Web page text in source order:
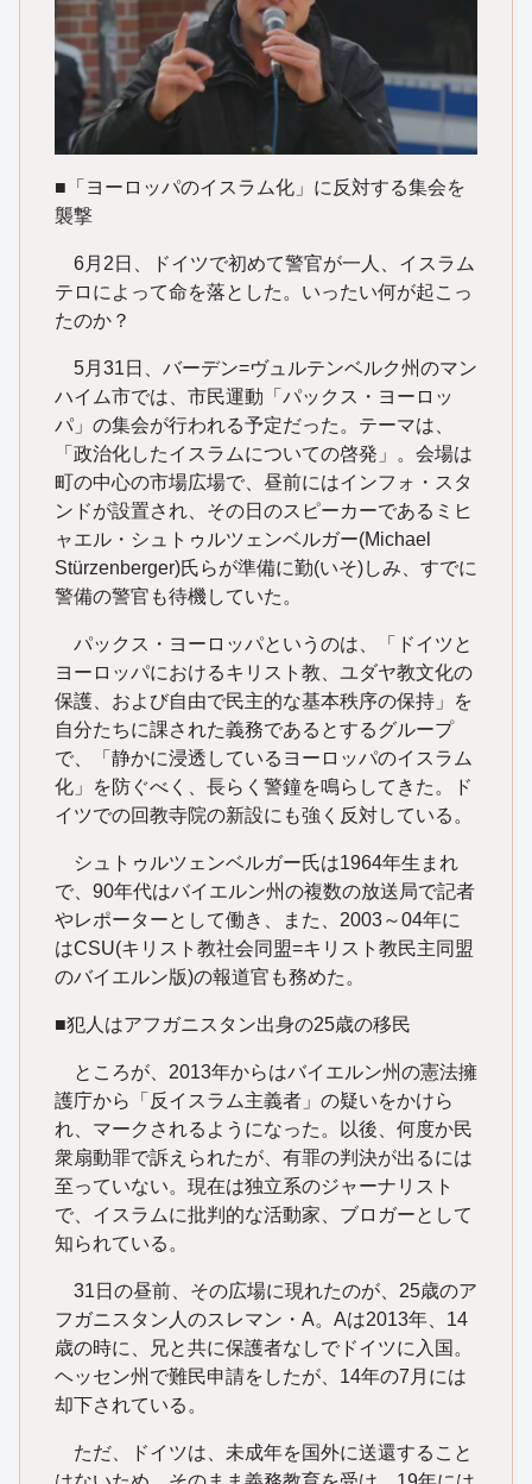
■「ヨーロッパのイスラム化」に反対する集会を
襲撃
6月2日、ドイツで初めて警官が一人、イスラム
テロによって命を落とした。いったい何が起こっ
たのか？
5月31日、バーデン=ヴュルテンベルク州のマン
ハイム市では、市民運動「パックス・ヨーロッ
パ」の集会が行われる予定だった。テーマは、
「政治化したイスラムについての啓発」。会場は
町の中心の市場広場で、昼前にはインフォ・スタ
ンドが設置され、その日のスピーカーであるミヒ
ャエル・シュトゥルツェンベルガー(Michael
Stürzenberger)氏らが準備に勤(いそ)しみ、すでに
警備の警官も待機していた。
パックス・ヨーロッパというのは、「ドイツと
ヨーロッパにおけるキリスト教、ユダヤ教文化の
保護、および自由で民主的な基本秩序の保持」を
自分たちに課された義務であるとするグループ
で、「静かに浸透しているヨーロッパのイスラム
化」を防ぐべく、長らく警鐘を鳴らしてきた。ド
イツでの回教寺院の新設にも強く反対している。
シュトゥルツェンベルガー氏は1964年生まれ
で、90年代はバイエルン州の複数の放送局で記者
やレポーターとして働き、また、2003～04年に
はCSU(キリスト教社会同盟=キリスト教民主同盟
のバイエルン版)の報道官も務めた。
■犯人はアフガニスタン出身の25歳の移民
ところが、2013年からはバイエルン州の憲法擁
護庁から「反イスラム主義者」の疑いをかけら
れ、マークされるようになった。以後、何度か民
衆扇動罪で訴えられたが、有罪の判決が出るには
至っていない。現在は独立系のジャーナリスト
で、イスラムに批判的な活動家、ブロガーとして
知られている。
31日の昼前、その広場に現れたのが、25歳のア
フガニスタン人のスレマン・A。Aは2013年、14
歳の時に、兄と共に保護者なしでドイツに入国。
ヘッセン州で難民申請をしたが、14年の7月には
却下されている。
ただ、ドイツは、未成年を国外に送還すること